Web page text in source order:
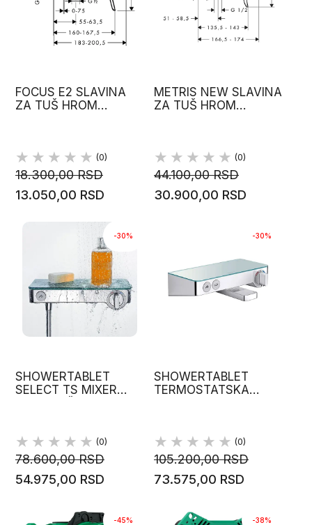
FOCUS E2 SLAVINA
ZA TUŠ HROM
(0)
18.300,00 RSD
13.050,00 RSD
METRIS NEW SLAVINA
ZA TUŠ HROM
(0)
44.100,00 RSD
30.900,00 RSD
-30%
SHOWERTABLET
SELECT TS MIXER
HANSGROHE (0)
78.600,00 RSD
54.975,00 RSD
-30%
SHOWERTABLET
TERMOSTATSKA
(0)
105.200,00 RSD
73.575,00 RSD
-45% -38%